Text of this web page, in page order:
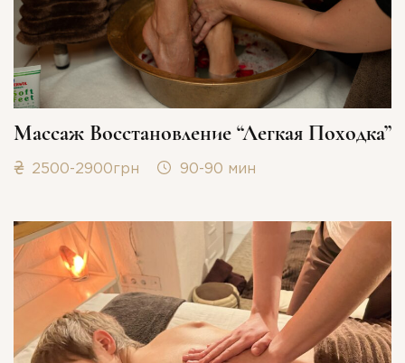
Массаж Восстановление “Легкая Походка”
2500-2900грн 90-90 мин